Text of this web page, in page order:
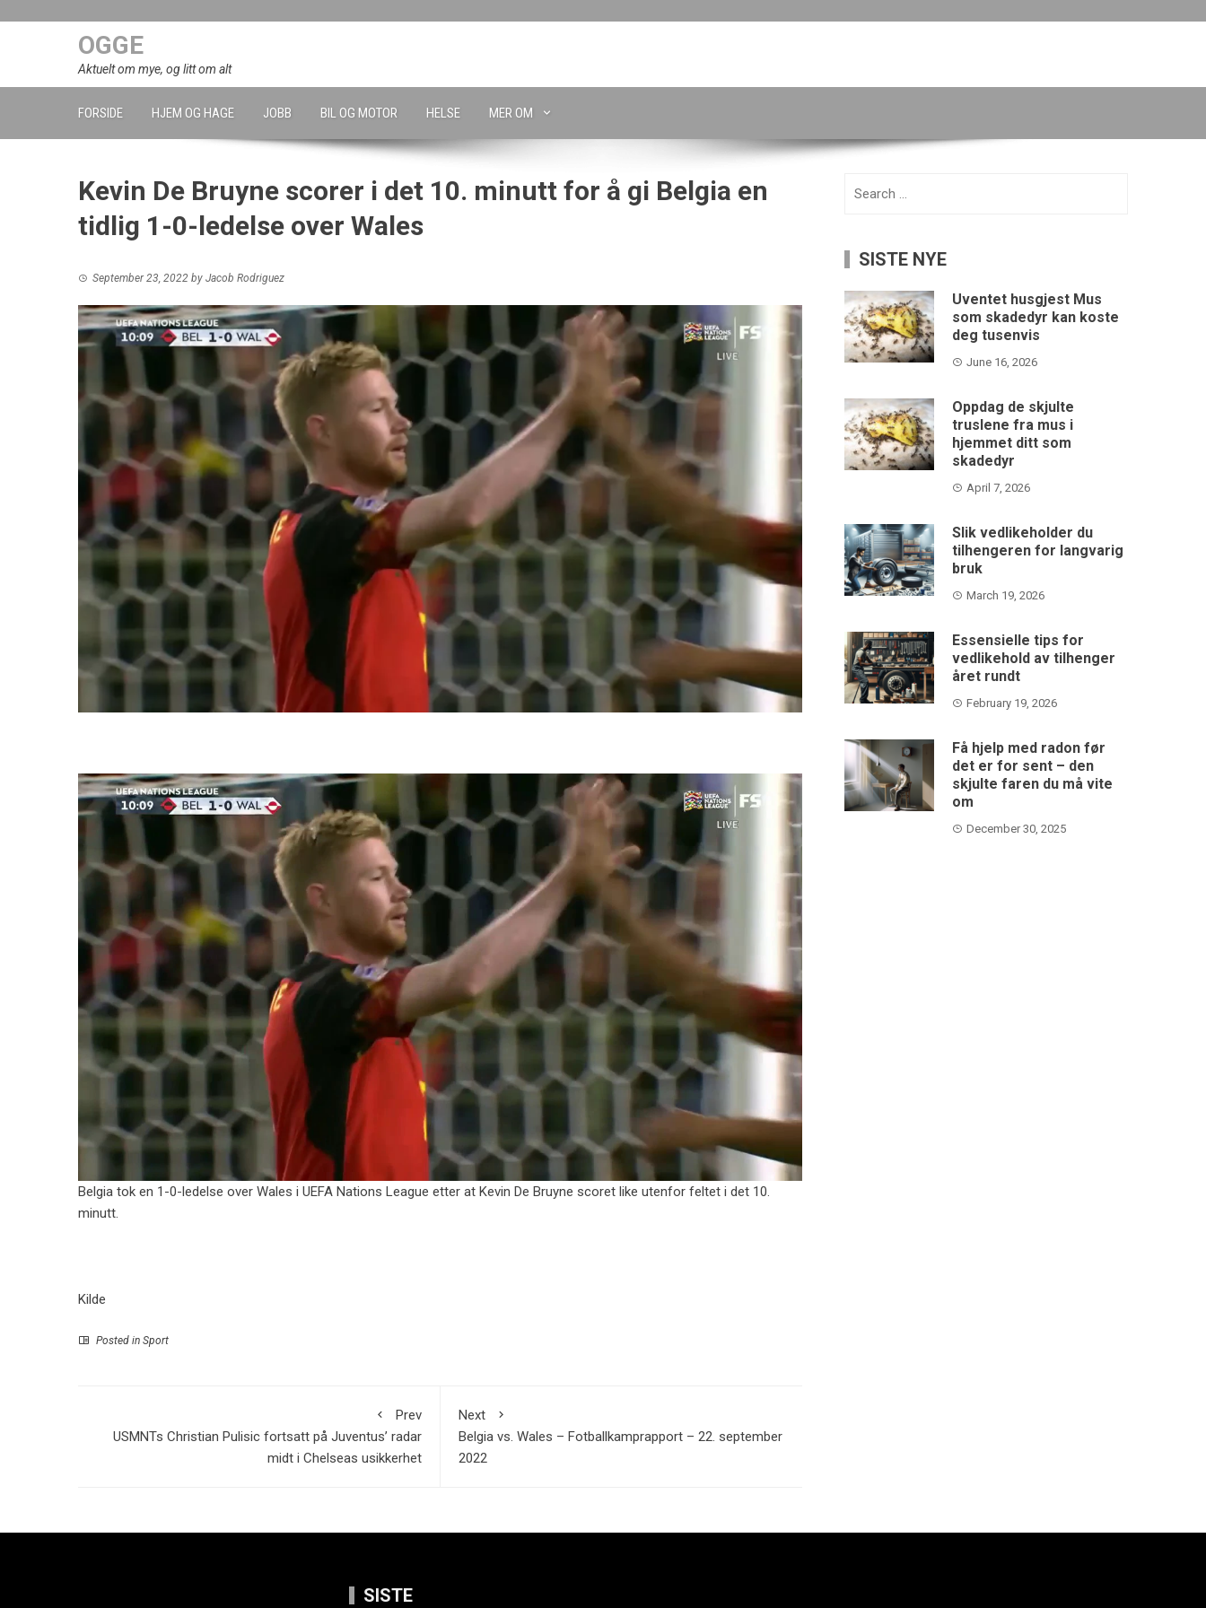
OGGE
Aktuelt om mye, og litt om alt
FORSIDE HJEM OG HAGE JOBB BIL OG MOTOR HELSE MER OM
Kevin De Bruyne scorer i det 10. minutt for å gi Belgia en
tidlig 1-0-ledelse over Wales
September 23, 2022 by Jacob Rodriguez
Belgia tok en 1-0-ledelse over Wales i UEFA Nations League etter at Kevin De Bruyne scoret like utenfor feltet i det 10.
minutt.
Kilde
Posted in Sport
Prev
USMNTs Christian Pulisic fortsatt på Juventus’ radar
midt i Chelseas usikkerhet
Next
Belgia vs. Wales – Fotballkamprapport – 22. september
2022
SISTE NYE
Uventet husgjest Mus
som skadedyr kan koste
deg tusenvis
June 16, 2026
Oppdag de skjulte
truslene fra mus i
hjemmet ditt som
skadedyr
April 7, 2026
Slik vedlikeholder du
tilhengeren for langvarig
bruk
March 19, 2026
Essensielle tips for
vedlikehold av tilhenger
året rundt
February 19, 2026
Få hjelp med radon før
det er for sent – den
skjulte faren du må vite
om
December 30, 2025
SISTE